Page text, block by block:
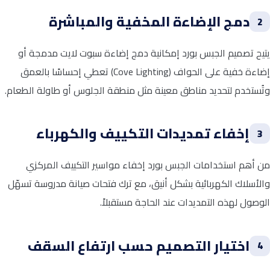
2 دمج الإضاءة المخفية والمباشرة
يتيح تصميم الجبس بورد إمكانية دمج إضاءة سبوت لايت مدمجة أو
إضاءة خفية على الحواف (Cove Lighting) تعطي إحساسًا بالعمق
وتُستخدم لتحديد مناطق معينة مثل منطقة الجلوس أو طاولة الطعام.
3 إخفاء تمديدات التكييف والكهرباء
من أهم استخدامات الجبس بورد إخفاء مواسير التكييف المركزي
والأسلاك الكهربائية بشكل أنيق، مع ترك فتحات صيانة مدروسة تسهّل
الوصول لهذه التمديدات عند الحاجة مستقبلاً.
4 اختيار التصميم حسب ارتفاع السقف